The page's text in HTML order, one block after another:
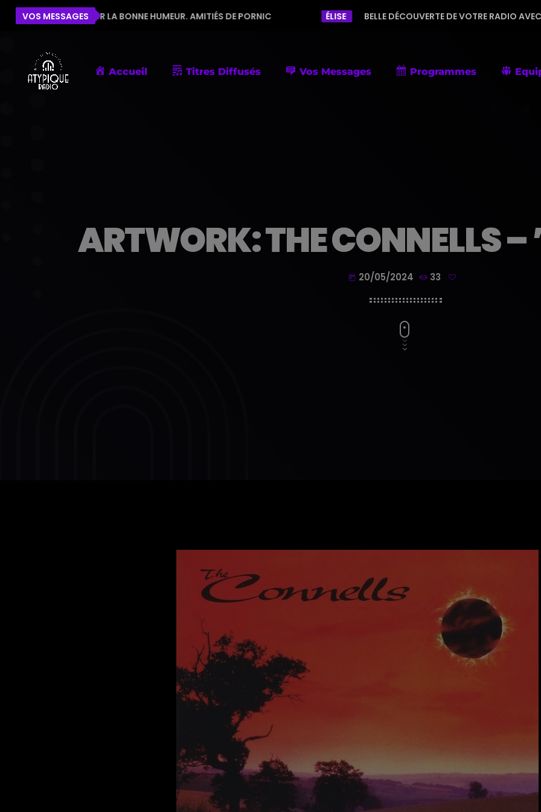
VOS MESSAGES
POUR LA BONNE HUMEUR. AMITIÉS DE PORNIC ÉLISE BELLE DÉCOUVERTE DE VOTRE RADIO AVEC UNE
Accueil Titres Diffusés Vos Messages Programmes
ARTWORK: THE CONNELLS –
today 20/05/2024 33